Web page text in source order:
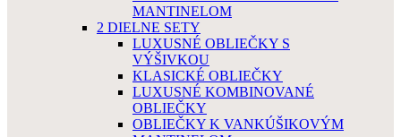
MANTINELOM
2 DIELNE SETY
LUXUSNÉ OBLIEČKY S
VÝŠIVKOU
KLASICKÉ OBLIEČKY
LUXUSNÉ KOMBINOVANÉ
OBLIEČKY
OBLIEČKY K VANKÚŠIKOVÝM